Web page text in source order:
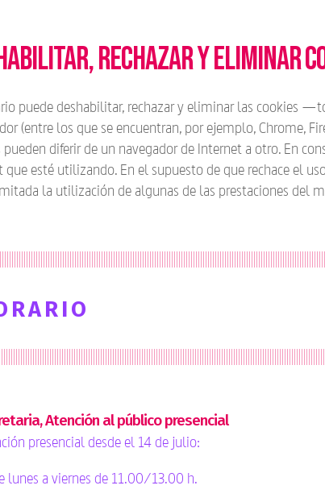
rechazar y eliminar
puede deshabilitar, rechazar y eliminar las cookies
(entre los que se encuentran, por ejemplo, Chrome,
pueden diferir de un navegador de Internet a otro. En
que esté utilizando. En el supuesto de que rechace el
la utilización de algunas de las prestaciones del
Atención al público presencial
presencial desde el 14 de julio:
lunes a viernes de 11.00/13.00 h.